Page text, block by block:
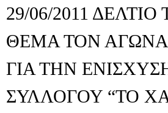
29/06/2011
ΘΕΜΑ ΤΟΝ
ΓΙΑ ΤΗΝ
ΣΥΛΛΟΓΟΥ “ΤΟ